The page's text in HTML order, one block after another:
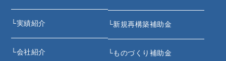
└実績紹介
└会社紹介
└新規再構築補助金
└ものづくり補助金